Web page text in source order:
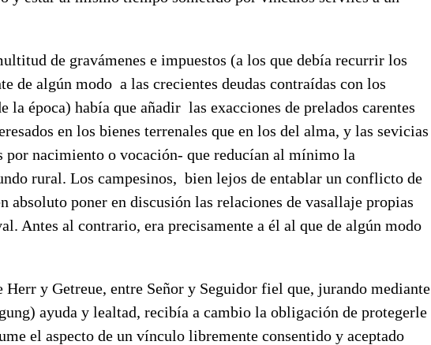
de gravámenes e impuestos (a los que debía recurrir los
de algún modo a las crecientes deudas contraídas con los
la época) había que añadir las exacciones de prelados carentes
en los bienes terrenales que en los del alma, y las sevicias
por nacimiento o vocación- que reducían al mínimo la
rural. Los campesinos, bien lejos de entablar un conflicto de
absoluto poner en discusión las relaciones de vasallaje propias
Antes al contrario, era precisamente a él al que de algún modo
y Getreue, entre Señor y Seguidor fiel que, jurando mediante
ayuda y lealtad, recibía a cambio la obligación de protegerle
el aspecto de un vínculo libremente consentido y aceptado